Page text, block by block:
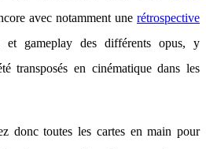
avec notamment unerétrospective
et gameplay des différents opus, y
transposés en cinématique dans les
donc toutes les cartes en main pour